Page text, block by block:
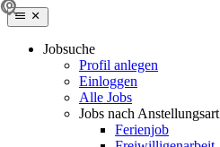
Jobsuche
Profil anlegen
Einloggen
Alle Jobs
Jobs nach Anstellungsart
Ferienjob